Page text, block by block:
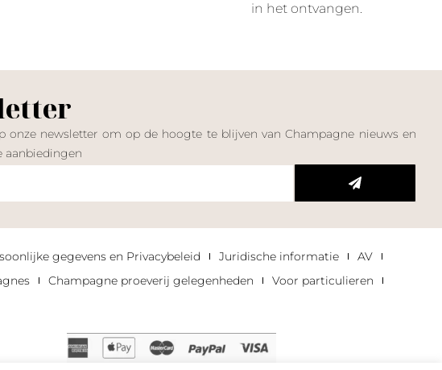
in het ontvangen.
onze newsletter om op de hoogte te blijven van Champagne nieuws en
aanbiedingen
gegevens en Privacybeleid Juridische informatie
AV
Champagne proeverij gelegenheden
Voor particulieren